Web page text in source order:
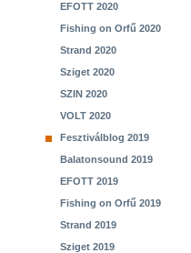
EFOTT 2020
Fishing on Orfű 2020
Strand 2020
Sziget 2020
SZIN 2020
VOLT 2020
Fesztiválblog 2019
Balatonsound 2019
EFOTT 2019
Fishing on Orfű 2019
Strand 2019
Sziget 2019